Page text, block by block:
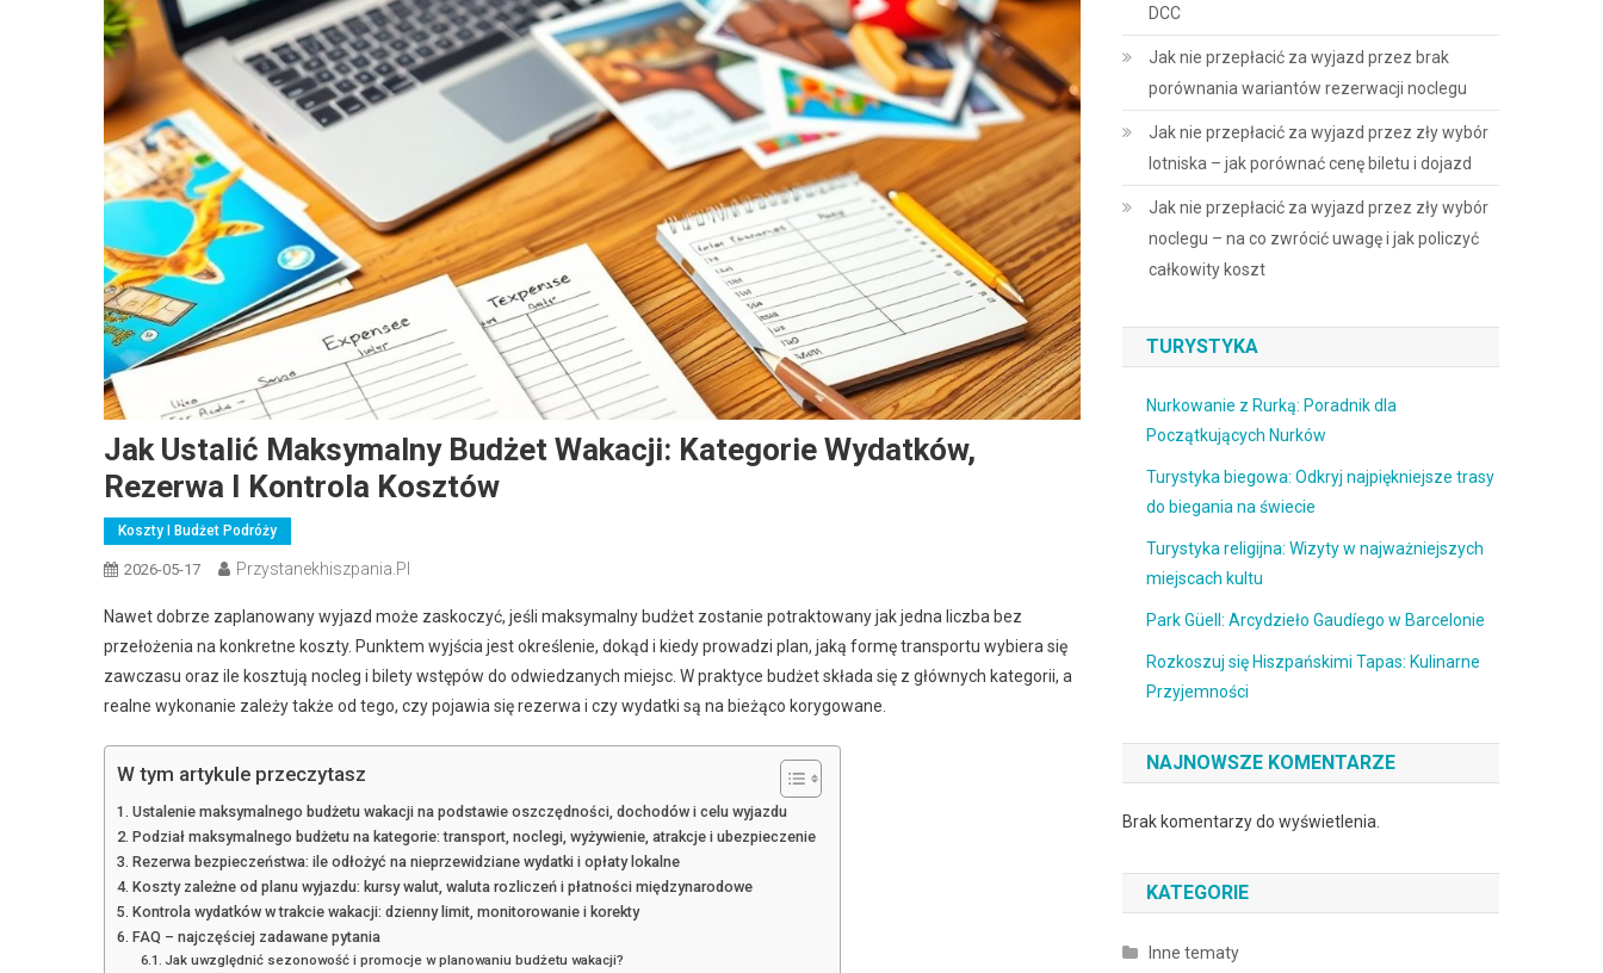
Jak Ustalić Maksymalny Budżet Wakacji: Kategorie Wydatków,
Rezerwa I Kontrola Kosztów
Koszty I Budżet Podróży
2026-05-17 Przystanekhiszpania.pl
Nawet dobrze zaplanowany wyjazd może zaskoczyć, jeśli maksymalny budżet zostanie potraktowany jak jedna liczba bez
przełożenia na konkretne koszty. Punktem wyjścia jest określenie, dokąd i kiedy prowadzi plan, jaką formę transportu wybiera się
zawczasu oraz ile kosztują nocleg i bilety wstępów do odwiedzanych miejsc. W praktyce budżet składa się z głównych kategorii, a
realne wykonanie zależy także od tego, czy pojawia się rezerwa i czy wydatki są na bieżąco korygowane.
W tym artykule przeczytasz
Ustalenie maksymalnego budżetu wakacji na podstawie oszczędności, dochodów i celu wyjazdu
Podział maksymalnego budżetu na kategorie: transport, noclegi, wyżywienie, atrakcje i ubezpieczenie
Rezerwa bezpieczeństwa: ile odłożyć na nieprzewidziane wydatki i opłaty lokalne
Koszty zależne od planu wyjazdu: kursy walut, waluta rozliczeń i płatności międzynarodowe
Kontrola wydatków w trakcie wakacji: dzienny limit, monitorowanie i korekty
FAQ – najczęściej zadawane pytania
Jak uwzględnić sezonowość i promocje w planowaniu budżetu wakacji?
DCC
Jak nie przepłacić za wyjazd przez brak
porównania wariantów rezerwacji noclegu
Jak nie przepłacić za wyjazd przez zły wybór
lotniska – jak porównać cenę biletu i dojazd
Jak nie przepłacić za wyjazd przez zły wybór
noclegu – na co zwrócić uwagę i jak policzyć
całkowity koszt
TURYSTYKA
Nurkowanie z Rurką: Poradnik dla
Początkujących Nurków
Turystyka biegowa: Odkryj najpiękniejsze trasy
do biegania na świecie
Turystyka religijna: Wizyty w najważniejszych
miejscach kultu
Park Güell: Arcydzieło Gaudíego w Barcelonie
Rozkoszuj się Hiszpańskimi Tapas: Kulinarne
Przyjemności
NAJNOWSZE KOMENTARZE
Brak komentarzy do wyświetlenia.
KATEGORIE
Inne tematy